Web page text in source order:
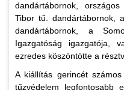
dandártábornok,
Tibor tű. dandártábornok,
dandártábornok, a
Igazgatóság igazgatója,
ezredes köszöntötte a
A kiállítás gerincét
tűzvédelem legfontosabb